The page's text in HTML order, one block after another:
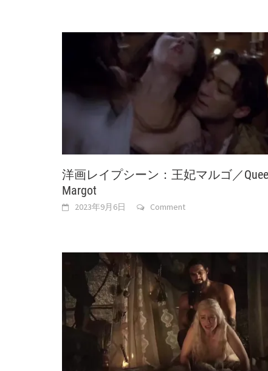
洋画レイプシーン：王妃マルゴ／
Margot
2023年9月6日 Comment